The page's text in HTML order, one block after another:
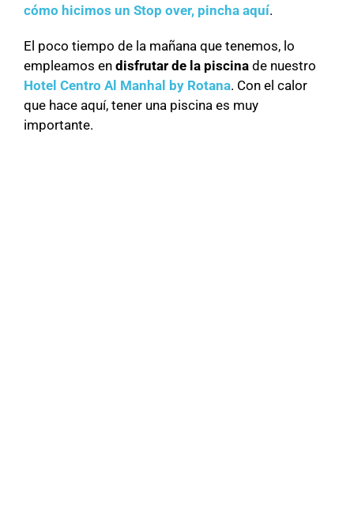
cómo hicimos un Stop over, pincha aquí.
El poco tiempo de la mañana que tenemos, lo
empleamos en disfrutar de la piscina de nuestro
Hotel Centro Al Manhal by Rotana. Con el calor
que hace aquí, tener una piscina es muy
importante.